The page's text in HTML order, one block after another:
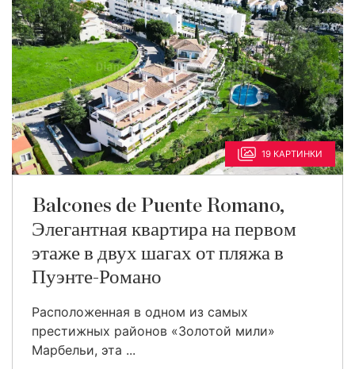
19 КАРТИНКИ
Balcones de Puente Romano,
Элегантная квартира на первом
этаже в двух шагах от пляжа в
Пуэнте-Романо
Расположенная в одном из самых
престижных районов «Золотой мили»
Марбельи, эта ...